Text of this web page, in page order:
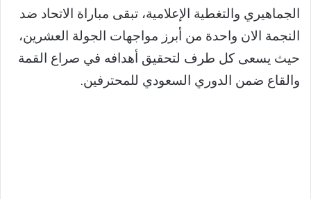
الجماهيري والتغطية الإعلامية، تبقى مباراة الاتحاد ضد
النجمة الان واحدة من أبرز مواجهات الجولة العشرين،
حيث يسعى كل طرف لتحقيق أهدافه في صراع القمة
والقاع ضمن الدوري السعودي للمحترفين.